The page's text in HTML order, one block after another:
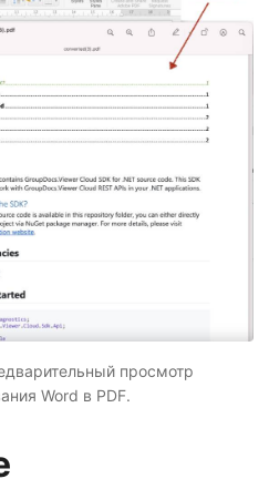
просмотр
Word в PDF.